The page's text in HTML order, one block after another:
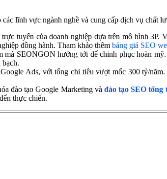
lĩnh vực ngành nghề và cung cấp dịch vụ chất
tuyến của doanh nghiệp dựa trên mô hình
đồng hành. Tham khảo thêm bảng giá SEO
mà SEONGON hướng tới để chinh phục hoàn
bạch.
Ads, với tổng chi tiêu vượt mốc 300 tỷ/
đào tạo Google Marketing và đào tạo SEO tổng
thực chiến.